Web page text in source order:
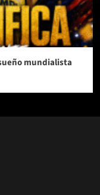
mundialista